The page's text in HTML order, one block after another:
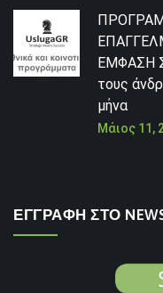
ΕΜΦΑΣΗ
τους
μήνα
Μάιος 11,
ΕΓΓΡΑΦΗ ΣΤΟ